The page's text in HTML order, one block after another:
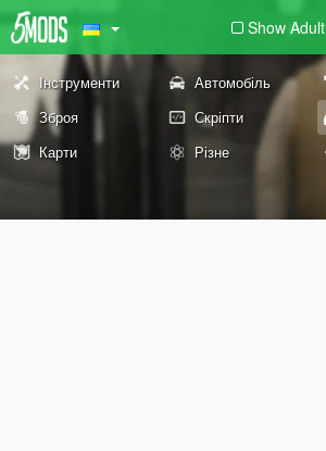
Show Adult
Інструменти Автомобіль
Зброя
Скріпти
Карти
Різне